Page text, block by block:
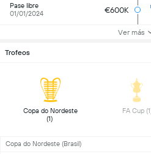
Pase libre
01/01/2024
€600K
Ver más
Trofeos
Copa do Nordeste
(1)
Copa do Nordeste (Brasil)